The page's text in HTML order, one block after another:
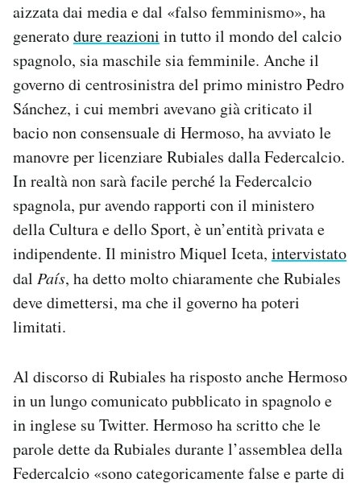
aizzata dai media e dal «falso femminismo», ha
generatodure reazioni in tutto il mondo del calcio
spagnolo, sia maschile sia femminile. Anche il
governo di centrosinistra del primo ministro Pedro
Sánchez, i cui membri avevano già criticato il
bacio non consensuale di Hermoso, ha avviato le
manovre per licenziare Rubiales dalla Federcalcio.
In realtà non sarà facile perché la Federcalcio
spagnola, pur avendo rapporti con il ministero
della Cultura e dello Sport, è un’entità privata e
indipendente. Il ministro Miquel Iceta, intervistato
dal País, ha detto molto chiaramente che Rubiales
deve dimettersi, ma che il governo ha poteri
limitati.
Al discorso di Rubiales ha risposto anche Hermoso
in un lungo comunicato pubblicato in spagnolo e
in inglese su Twitter. Hermoso ha scritto che le
parole dette da Rubiales durante l’assemblea della
Federcalcio «sono categoricamente false e parte di